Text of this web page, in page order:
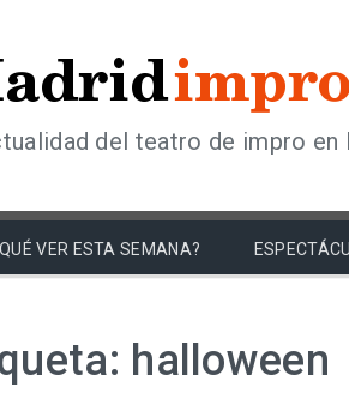
del teatro de impro en
VER ESTA SEMANA?
halloween